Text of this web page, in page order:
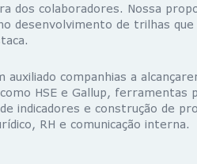
dos colaboradores. Nossa
desenvolvimento de trilhas
auxiliado companhias a
HSE e Gallup, ferramentas
indicadores e construção de
RH e comunicação interna.